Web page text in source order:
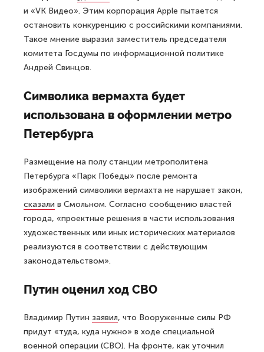
и «VK Видео». Этим корпорация Apple пытается
остановить конкуренцию с российскими компаниями.
Такое мнение выразил заместитель председателя
комитета Госдумы по информационной политике
Андрей Свинцов.
Символика вермахта будет
использована в оформлении метро
Петербурга
Размещение на полу станции метрополитена
Петербурга «Парк Победы» после ремонта
изображений символики вермахта не нарушает закон,
сказали в Смольном. Согласно сообщению властей
города, «проектные решения в части использования
художественных или иных исторических материалов
реализуются в соответствии с действующим
законодательством».
Путин оценил ход СВО
Владимир Путин заявил, что Вооруженные силы РФ
придут «туда, куда нужно» в ходе специальной
военной операции (СВО). На фронте, как уточнил